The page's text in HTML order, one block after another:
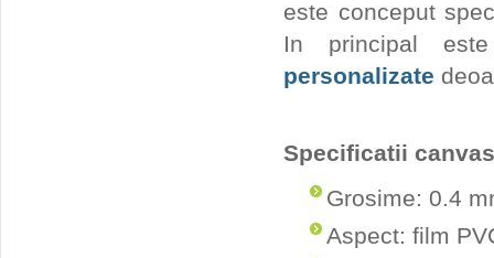
este conceput
In principal
personalizate
Specificatii
Grosime: 0.4
Aspect: film